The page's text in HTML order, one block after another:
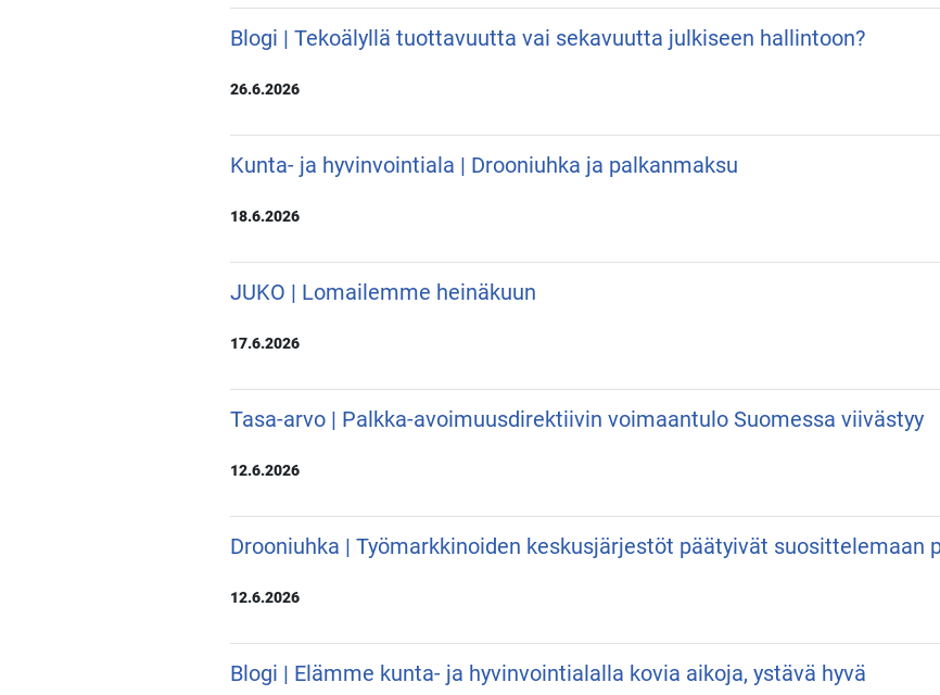
Blogi | Tekoälyllä tuottavuutta vai sekavuutta julkiseen hallintoon?
26.6.2026
Kunta- ja hyvinvointiala | Drooniuhka ja palkanmaksu
18.6.2026
JUKO | Lomailemme heinäkuun
17.6.2026
Tasa-arvo | Palkka-avoimuusdirektiivin voimaantulo Suomessa viivästyy
12.6.2026
Drooniuhka | Työmarkkinoiden keskusjärjestöt päätyivät suosittelemaan
12.6.2026
Blogi | Elämme kunta- ja hyvinvointialalla kovia aikoja, ystävä hyvä